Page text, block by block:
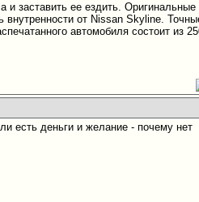
и заставить ее ездить.
от Nissan Skyline.
автомобиля состоит из
есть деньги и желание - почему нет